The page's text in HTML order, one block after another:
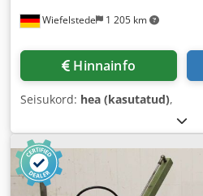
Wiefelstede 1 205 km
Hinnainfo
Seisukord: hea (kasutatud),